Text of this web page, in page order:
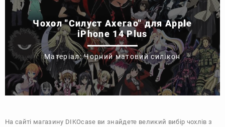
Чохол "Силуєт Ахегао" для Apple
iPhone 14 Plus
Матеріал: Чорний матовий силікон
На сайті магазину DIKOcase ви знайдете великий вибір чохлів з